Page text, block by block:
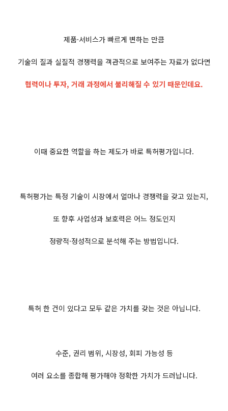
제품·서비스가 빠르게 변하는 만큼
기술의 질과 실질적 경쟁력을 객관적으로 보여주는 자료가 없다면
협력이나 투자, 거래 과정에서 불리해질 수 있기 때문인데요.
이때 중요한 역할을 하는 제도가 바로 특허평가​입니다.
특허평가는 특정 기술이 시장에서 얼마나 경쟁력을 갖고 있는지,
또 향후 사업성과 보호력은 어느 정도인지
정량적·정성적으로 분석해 주는 방법입니다.
특허 한 건이 있다고 모두 같은 가치를 갖는 것은 아닙니다.
수준, 권리 범위, 시장성, 회피 가능성 등
여러 요소를 종합해 평가해야 정확한 가치가 드러납니다.